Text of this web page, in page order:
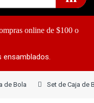
online de $100 o
ensamblados.
de Bola Set de Caja de